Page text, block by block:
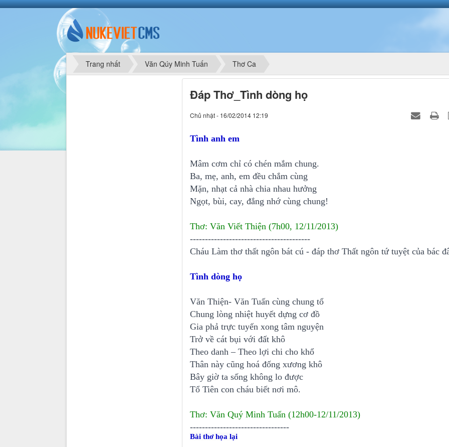
Trang nhất Văn Qúy Minh Tuấn Thơ Ca
Đáp Thơ_Tình dòng họ
Chủ nhật - 16/02/2014 12:19
Tình anh em
Mâm cơm chỉ có chén mắm chung.
Ba, mẹ, anh, em đều chắm cùng
Mặn, nhạt cả nhà chia nhau hưởng
Ngọt, bùi, cay, đắng nhớ cùng chung!
Thơ: Văn Viết Thiện (7h00, 12/11/2013)
----------------------------------------
Cháu Làm thơ thất ngôn bát cú - đáp thơ Thất ngôn tứ tuyệt của bác
Tình dòng họ
Văn Thiện- Văn Tuấn cùng chung tổ
Chung lòng nhiệt huyết dựng cơ đồ
Gia phả trực tuyến xong tâm nguyện
Trở về cát bụi với đất khô
Theo danh – Theo lợi chi cho khổ
Thân này cũng hoá đống xương khô
Bây giờ ta sống không lo được
Tổ Tiên con cháu biết nơi mô.
Thơ: Văn Quý Minh Tuấn (12h00-12/11/2013)
---------------------------------
Bài thơ họa lại